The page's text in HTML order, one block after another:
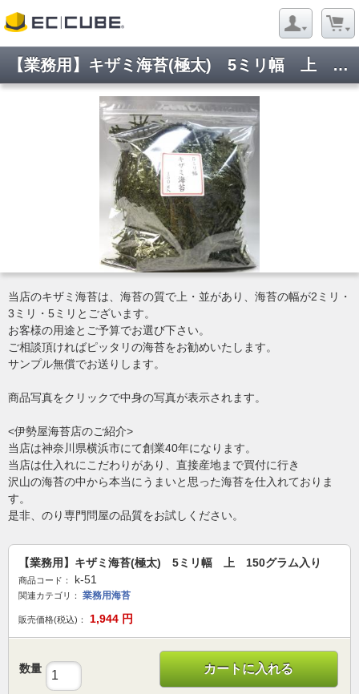
【業務用】キザミ海苔(極太) 5ミリ幅 上 150グラム入り
当店のキザミ海苔は、海苔の質で上・並があり、海苔の幅が2ミリ・
3ミリ・5ミリとございます。
お客様の用途とご予算でお選び下さい。
ご相談頂ければピッタリの海苔をお勧めいたします。
サンプル無償でお送りします。
商品写真をクリックで中身の写真が表示されます。
<伊勢屋海苔店のご紹介>
当店は神奈川県横浜市にて創業40年になります。
当店は仕入れにこだわりがあり、直接産地まで買付に行き
沢山の海苔の中から本当にうまいと思った海苔を仕入れておりま
す。
是非、のり専門問屋の品質をお試しください。
【業務用】キザミ海苔(極太) 5ミリ幅 上 150グラム入り
商品コード： k-51
関連カテゴリ： 業務用海苔
販売価格(税込)： 1,944 円
数量 カートに入れる